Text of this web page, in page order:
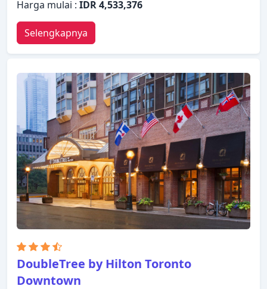
Harga mulai : IDR 4,533,376
Selengkapnya
DoubleTree by Hilton Toronto
Downtown